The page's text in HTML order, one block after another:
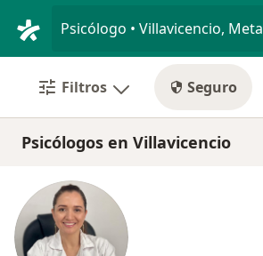
Psicólogo • Villavicencio, Meta
Filtros Seguro
Psicólogos en Villavicencio